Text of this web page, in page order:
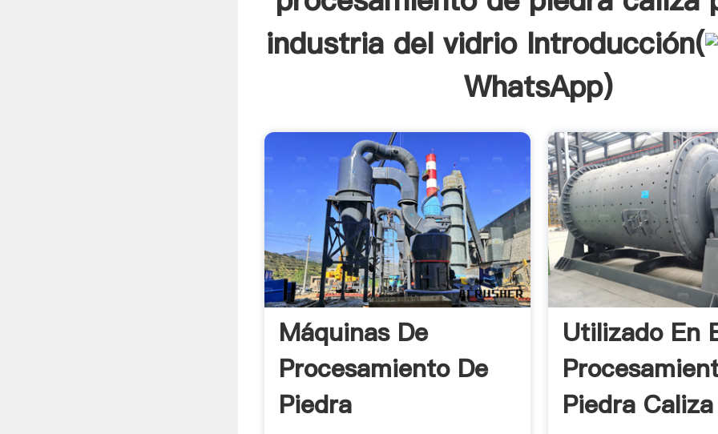
industria del vidrio Introducción(
WhatsApp)
Máquinas De
Procesamiento De
Piedra
Utilizado En
Piedra Caliza